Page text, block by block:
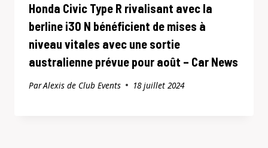
Honda Civic Type R rivalisant avec la
berline i30 N bénéficient de mises à
niveau vitales avec une sortie
australienne prévue pour août – Car News
ParAlexis de Club Events 18 juillet 2024